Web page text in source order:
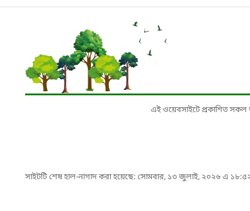
এই ওয়েবসাইটে প্রকাশিত সকল
সাইটটি শেষ হাল-নাগাদ করা হয়েছে: সোমবার, ১৩ জুলাই, ২০২৬ এ